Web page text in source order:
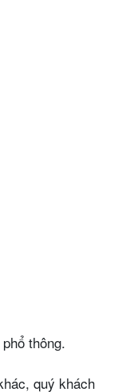
thông.
quý khách